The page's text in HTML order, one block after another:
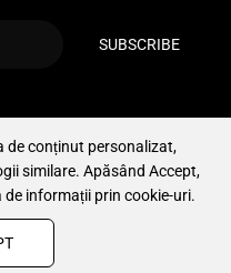
SUBSCRIBE
de conținut personalizat,
similare. Apăsând Accept,
informații prin cookie-uri.